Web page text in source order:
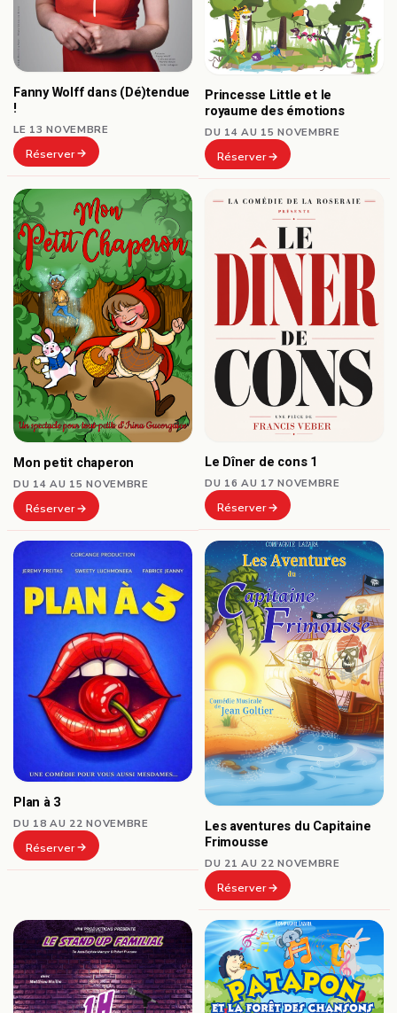
Fanny Wolff dans (Dé)tendue
!
LE 13 NOVEMBRE
Réserver
Princesse Little et le
royaume des émotions
DU 14 AU 15 NOVEMBRE
Réserver
Mon petit chaperon
DU 14 AU 15 NOVEMBRE
Réserver
Le Dîner de cons 1
DU 16 AU 17 NOVEMBRE
Réserver
Plan à 3
DU 18 AU 22 NOVEMBRE
Réserver
Les aventures du Capitaine
Frimousse
DU 21 AU 22 NOVEMBRE
Réserver